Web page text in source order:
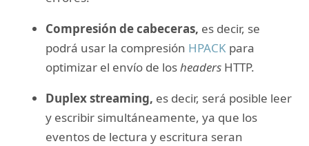
Compresión de cabeceras, es decir, se
podrá usar la compresión HPACKpara
optimizar el envío de losheadersHTTP.
Duplex streaming, es decir, será posible leer
y escribir simultáneamente, ya que los
eventos de lectura y escritura seran